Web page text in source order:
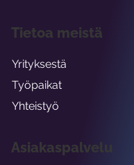
Asiakaspalvelu
Tietoa meistä
Yrityksestä
Työpaikat
Yhteistyö